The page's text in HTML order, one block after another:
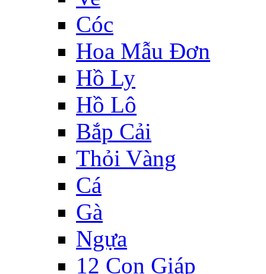
Cóc
Hoa Mẫu Đơn
Hồ Ly
Hồ Lô
Bắp Cải
Thỏi Vàng
Cá
Gà
Ngựa
12 Con Giáp